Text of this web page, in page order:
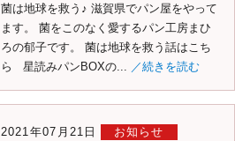
菌は地球を救う♪ 滋賀県でパン屋をやって
ます。 菌をこのなく愛するパン工房まひ
ろの郁子です。 菌は地球を救う話はこち
ら 星読みパンBOXの...
／続きを読む
2021年07月21日 お知らせ